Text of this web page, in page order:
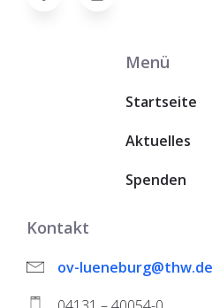
Menü
Startseite
Aktuelles
Spenden
Kontakt
ov-lueneburg@thw.de